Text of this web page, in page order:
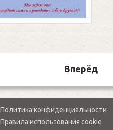
Вперёд
Политика конфиденциальности
Правила использования cookie